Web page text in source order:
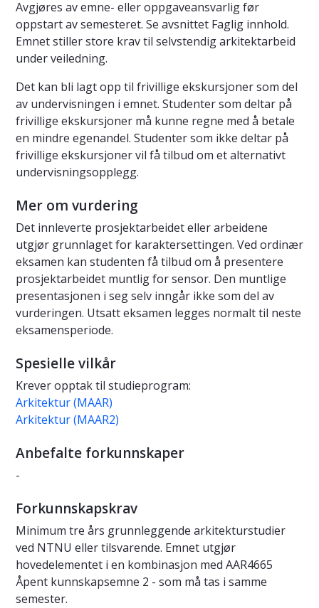
Avgjøres av emne- eller oppgaveansvarlig før
oppstart av semesteret. Se avsnittet Faglig innhold.
Emnet stiller store krav til selvstendig arkitektarbeid
under veiledning.
Det kan bli lagt opp til frivillige ekskursjoner som del
av undervisningen i emnet. Studenter som deltar på
frivillige ekskursjoner må kunne regne med å betale
en mindre egenandel. Studenter som ikke deltar på
frivillige ekskursjoner vil få tilbud om et alternativt
undervisningsopplegg.
Mer om vurdering
Det innleverte prosjektarbeidet eller arbeidene
utgjør grunnlaget for karaktersettingen. Ved ordinær
eksamen kan studenten få tilbud om å presentere
prosjektarbeidet muntlig for sensor. Den muntlige
presentasjonen i seg selv inngår ikke som del av
vurderingen. Utsatt eksamen legges normalt til neste
eksamensperiode.
Spesielle vilkår
Krever opptak til studieprogram:
Arkitektur (MAAR)
Arkitektur (MAAR2)
Anbefalte forkunnskaper
-
Forkunnskapskrav
Minimum tre års grunnleggende arkitekturstudier
ved NTNU eller tilsvarende. Emnet utgjør
hovedelementet i en kombinasjon med AAR4665
Åpent kunnskapsemne 2 - som må tas i samme
semester.